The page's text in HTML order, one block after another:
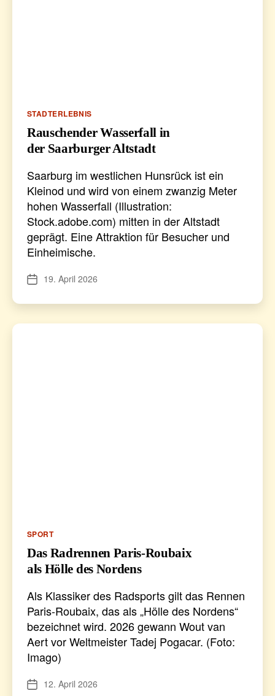
Kategorien
STADTERLEBNIS
Rauschender Wasserfall in
der Saarburger Altstadt
Saarburg im westlichen Hunsrück ist ein
Kleinod und wird von einem zwanzig Meter
hohen Wasserfall (Illustration:
Stock.adobe.com) mitten in der Altstadt
geprägt. Eine Attraktion für Besucher und
Einheimische.
Veröffentlichungsdatum
19. April 2026
Kategorien
SPORT
Das Radrennen Paris-Roubaix
als Hölle des Nordens
Als Klassiker des Radsports gilt das Rennen
Paris-Roubaix, das als „Hölle des Nordens“
bezeichnet wird. 2026 gewann Wout van
Aert vor Weltmeister Tadej Pogacar. (Foto:
Imago)
Veröffentlichungsdatum
12. April 2026